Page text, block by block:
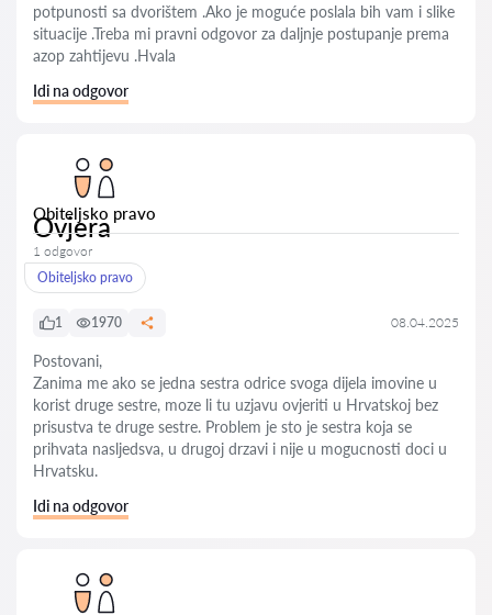
potpunosti sa dvorištem .Ako je moguće poslala bih vam i slike
situacije .Treba mi pravni odgovor za daljnje postupanje prema
azop zahtijevu .Hvala
Idi na odgovor
Obiteljsko pravo
Ovjera
1 odgovor
Obiteljsko pravo
1 1970 08.04.2025
Postovani,
Zanima me ako se jedna sestra odrice svoga dijela imovine u
korist druge sestre, moze li tu uzjavu ovjeriti u Hrvatskoj bez
prisustva te druge sestre. Problem je sto je sestra koja se
prihvata nasljedsva, u drugoj drzavi i nije u mogucnosti doci u
Hrvatsku.
Idi na odgovor